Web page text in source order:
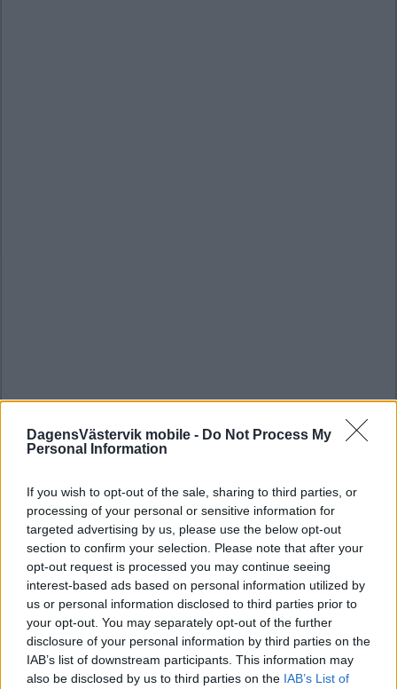
DagensVästervik mobile - Do Not Process My
Personal Information
If you wish to opt-out of the sale, sharing to third parties, or
processing of your personal or sensitive information for
targeted advertising by us, please use the below opt-out
section to confirm your selection. Please note that after your
opt-out request is processed you may continue seeing
interest-based ads based on personal information utilized by
us or personal information disclosed to third parties prior to
your opt-out. You may separately opt-out of the further
disclosure of your personal information by third parties on the
IAB’s list of downstream participants. This information may
also be disclosed by us to third parties on the IAB’s List of